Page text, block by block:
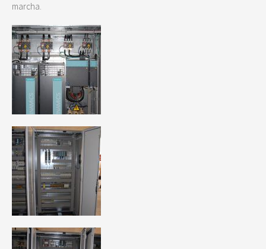
marcha.